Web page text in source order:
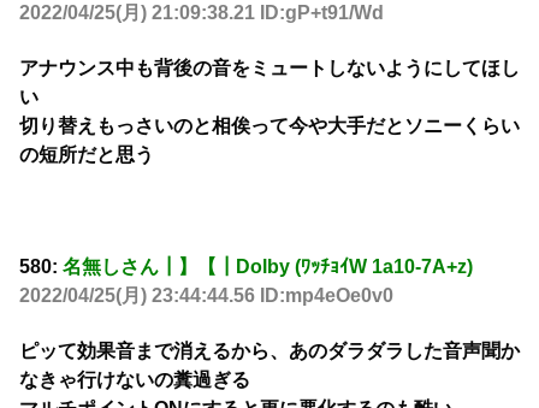
2022/04/25(月) 21:09:38.21 ID:gP+t91/Wd
アナウンス中も背後の音をミュートしないようにしてほし
い
切り替えもっさいのと相俟って今や大手だとソニーくらい
の短所だと思う
580: 名無しさん┃】【┃Dolby (ﾜｯﾁｮｲW 1a10-7A+z)
2022/04/25(月) 23:44:44.56 ID:mp4eOe0v0
ピッて効果音まで消えるから、あのダラダラした音声聞か
なきゃ行けないの糞過ぎる